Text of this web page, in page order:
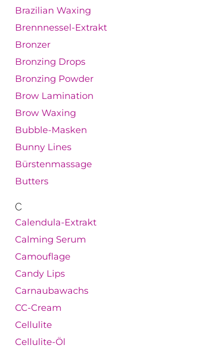
Brazilian Waxing
Brennnessel-Extrakt
Bronzer
Bronzing Drops
Bronzing Powder
Brow Lamination
Brow Waxing
Bubble-Masken
Bunny Lines
Bürstenmassage
Butters
C
Calendula-Extrakt
Calming Serum
Camouflage
Candy Lips
Carnaubawachs
CC-Cream
Cellulite
Cellulite-Öl